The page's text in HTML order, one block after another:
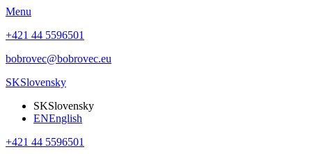
Menu
+421 44 5596501
bobrovec@bobrovec.eu
SKSlovensky
SKSlovensky
ENEnglish
+421 44 5596501